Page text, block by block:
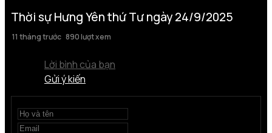
Thời sự Hưng Yên thứ Tư ngày 24/9/2025
11 tháng trước 890 lượt xem
Lời bình của bạn
Gửi ý kiến